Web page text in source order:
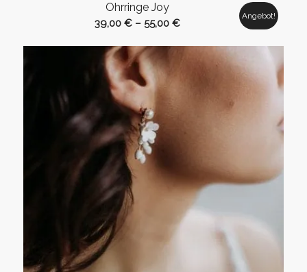
Ohrringe Joy
39,00 €– 55,00 €
Angebot!